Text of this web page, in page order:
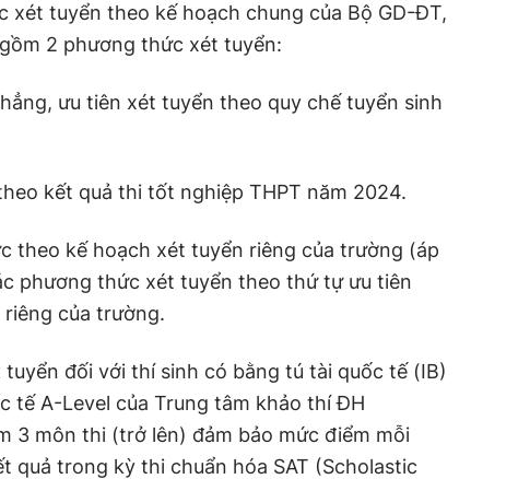
xét tuyển theo kế hoạch chung của Bộ GD-ĐT,
2 phương thức xét tuyển:
ưu tiên xét tuyển theo quy chế tuyển sinh
kết quả thi tốt nghiệp THPT năm 2024.
theo kế hoạch xét tuyển riêng của trường (áp
phương thức xét tuyển theo thứ tự ưu tiên
của trường.
đối với thí sinh có bằng tú tài quốc tế (IB)
tế A-Level của Trung tâm khảo thí ĐH
3 môn thi (trở lên) đảm bảo mức điểm mỗi
quả trong kỳ thi chuẩn hóa SAT (Scholastic